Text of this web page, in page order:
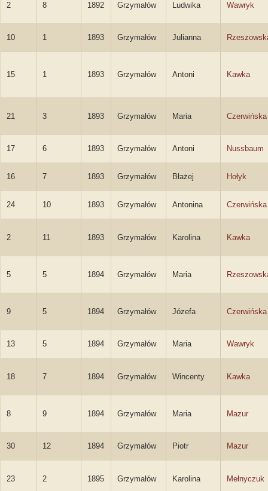
2 8 1892 Grzymałów Ludwika Wawryk
10 1 1893 Grzymałów Julianna
15 1 1893 Grzymałów Antoni Kawka
21 3 1893 Grzymałów Maria Czerwińska
17 6 1893 Grzymałów Antoni Nussbaum
16 7 1893 Grzymałów Błażej Hołyk
24 10 1893 Grzymałów Antonina Czerwińska
2 11 1893 Grzymałów Karolina Kawka
5 5 1894 Grzymałów Maria
9 5 1894 Grzymałów Józefa Czerwińska
13 5 1894 Grzymałów Maria Wawryk
18 7 1894 Grzymałów Wincenty Kawka
8 9 1894 Grzymałów Maria Mazur
30 12 1894 Grzymałów Piotr Mazur
23 2 1895 Grzymałów Karolina Mełnyczuk